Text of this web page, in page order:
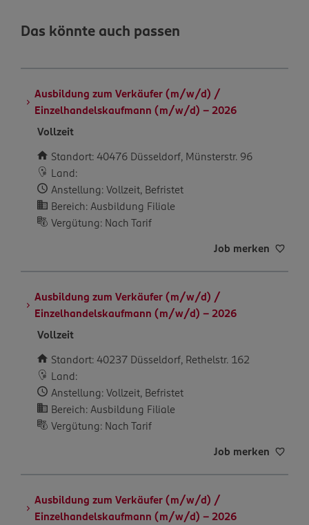
Das könnte auch passen
Ausbildung zum Verkäufer (m/w/d) /
Einzelhandelskaufmann (m/w/d) – 2026
Vollzeit
Standort: 40476 Düsseldorf, Münsterstr. 96
Land:
Anstellung: Vollzeit, Befristet
Bereich: Ausbildung Filiale
Vergütung: Nach Tarif
Job merken
Ausbildung zum Verkäufer (m/w/d) /
Einzelhandelskaufmann (m/w/d) – 2026
Vollzeit
Standort: 40237 Düsseldorf, Rethelstr. 162
Land:
Anstellung: Vollzeit, Befristet
Bereich: Ausbildung Filiale
Vergütung: Nach Tarif
Job merken
Ausbildung zum Verkäufer (m/w/d) /
Einzelhandelskaufmann (m/w/d) – 2026